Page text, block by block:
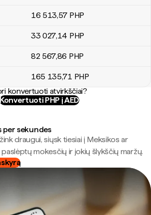
16 513,57 PHP
33 027,14 PHP
82 567,86 PHP
165 135,71 PHP
konvertuoti atvirkščiai?
Konvertuoti PHP į AED
per sekundes
draugui, siųsk tiesiai į Meksikos ar
paslėptų mokesčių ir jokių šlykščių maržų.